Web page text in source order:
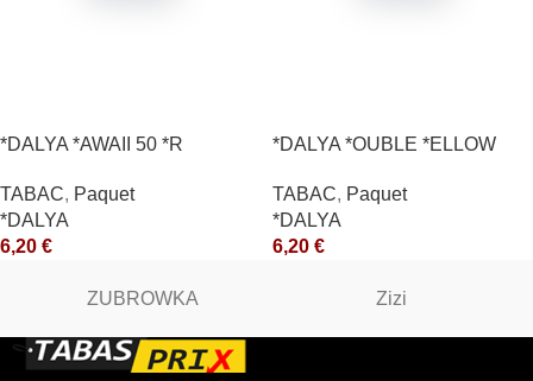
*DALYA *AWAII 50 *R
TABAC, Paquet
*DALYA
6,20 €
*DALYA *OUBLE *ELLOW
TABAC, Paquet
*DALYA
6,20 €
ZUBROWKA Zizi